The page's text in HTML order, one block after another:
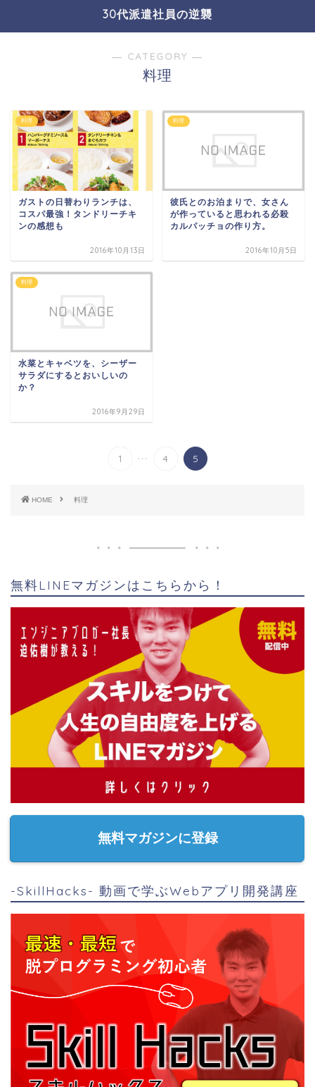
30代派遣社員の逆襲
― CATEGORY ―
料理
料理
ガストの日替わりランチは、
コスパ最強！タンドリーチキ
ンの感想も
2016年10月13日
料理
彼氏とのお泊まりで、女さん
が作っていると思われる必殺
カルパッチョの作り方。
2016年10月5日
料理
水菜とキャベツを、シーザー
サラダにするとおいしいの
か？
2016年9月29日
1 ... 4 5
HOME 料理
無料LINEマガジンはこちらから！
無料マガジンに登録
-SkillHacks- 動画で学ぶWebアプリ開発講座